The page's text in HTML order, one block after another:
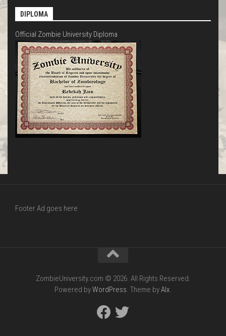
DIPLOMA
Official Zombie University Diploma
Footer Ad goes here
ZombieUniversity.com © 2026. All Rights Reserved.
Powered byWordPress. Theme byAlx.